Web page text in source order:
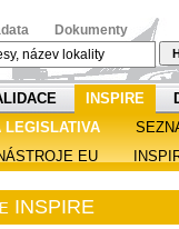
Dokumenty
INSPIRE
LEGISLATIVA
EU
INSPIRE